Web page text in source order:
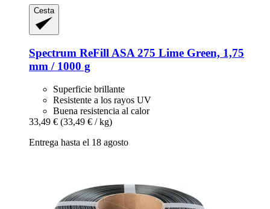
Cesta
Spectrum ReFill ASA 275 Lime Green, 1,75
mm / 1000 g
Superficie brillante
Resistente a los rayos UV
Buena resistencia al calor
33,49 € (33,49 € / kg)
Entrega hasta el 18 agosto